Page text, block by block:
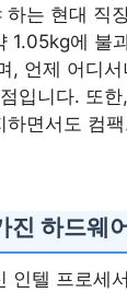
하는 현대 직
1.05kg에 불
, 언제 어디
입니다. 또
하면서도 컴
진 하드웨
인텔 프로세